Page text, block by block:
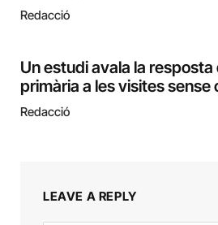
Redacció
Un estudi avala la resposta
primària a les visites sense
Redacció
LEAVE A REPLY